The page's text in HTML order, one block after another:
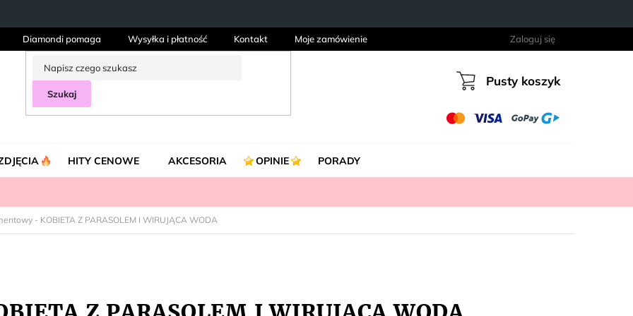
Diamondi pomaga Wysyłka i płatność Kontakt Moje zamówienie Zaloguj się
Szukaj Koszyk
Pusty koszyk
HITY CENOWE AKCESORIA OPINIE PORADY
- KOBIETA Z PARASOLEM I WIRUJĄCA WODA